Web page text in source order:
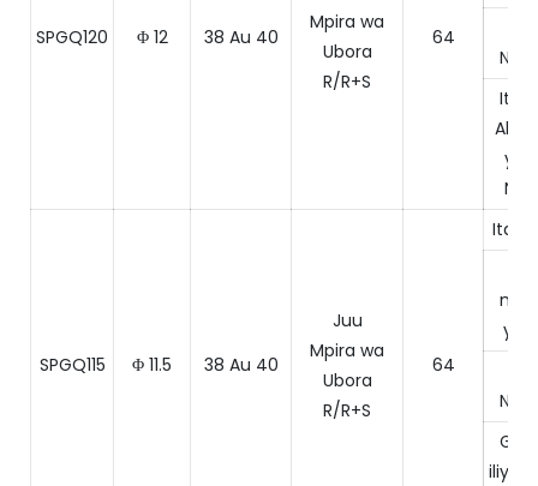
SPGQ120 Φ 12 38 Au 40
Mpira wa
Ubora
R/R+S
64
SPGQ115 Φ 11.5 38 Au 40
Juu
Mpira wa
Ubora
R/R+S
64
Itale
ya